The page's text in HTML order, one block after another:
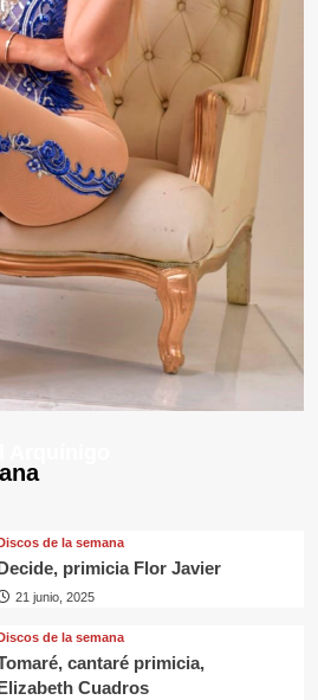
de la semana
primicia Flor Javier
21 junio, 2025
de la semana
cantaré primicia,
Cuadros